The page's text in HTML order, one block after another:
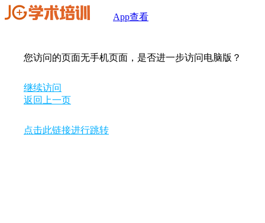
App查看
您访问的页面无手机页面，是否进一步访问电脑版？
继续访问
返回上一页
点击此链接进行跳转